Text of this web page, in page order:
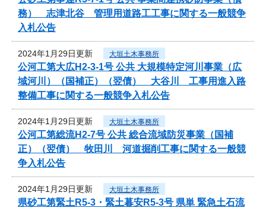
務） 志津北谷 管理用道路工工事に関する一般競争
入札公告
2024年1月29日更新 大垣土木事務所
公河工第大広H2-3-1号 公共 大規模特定河川事業（広
域河川）（国補正）（翌債） 大谷川 工事用進入路
整備工事に関する一般競争入札公告
2024年1月29日更新 大垣土木事務所
公河工第総流H2-7号 公共 総合流域防災事業（国補
正）（翌債） 牧田川 河道掘削工事に関する一般競
争入札公告
2024年1月29日更新 大垣土木事務所
県砂工第緊土R5-3・緊土暮安R5-3号 県単 緊急土石流